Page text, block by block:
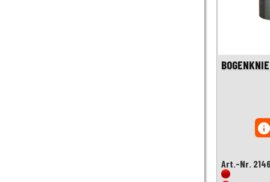
Art.-Nr.